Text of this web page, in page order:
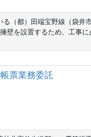
（都）田端宝野線（袋井
壁を設置するため、工事
票業務委託